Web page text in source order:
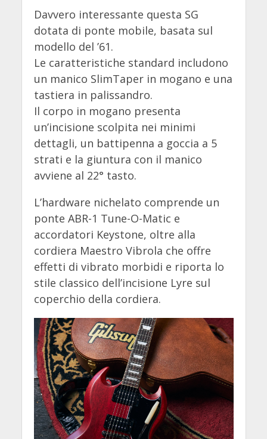
Davvero interessante questa SG
dotata di ponte mobile, basata sul
modello del ’61.
Le caratteristiche standard includono
un manico SlimTaper in mogano e una
tastiera in palissandro.
Il corpo in mogano presenta
un’incisione scolpita nei minimi
dettagli, un battipenna a goccia a 5
strati e la giuntura con il manico
avviene al 22° tasto.
L’hardware nichelato comprende un
ponte ABR-1 Tune-O-Matic e
accordatori Keystone, oltre alla
cordiera Maestro Vibrola che offre
effetti di vibrato morbidi e riporta lo
stile classico dell’incisione Lyre sul
coperchio della cordiera.